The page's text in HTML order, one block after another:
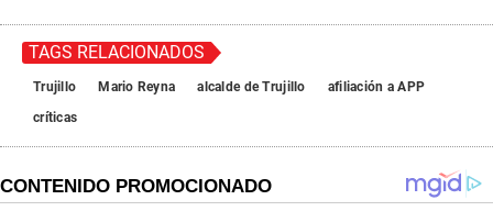
TAGS RELACIONADOS
Trujillo Mario Reyna alcalde de Trujillo
afiliación a APP
críticas